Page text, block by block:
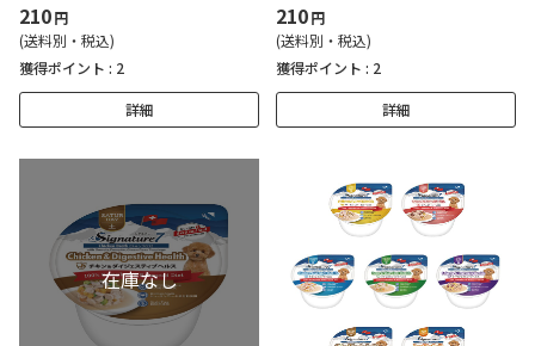
210円
(送料別・税込)
獲得ポイント : 2
詳細
210円
(送料別・税込)
獲得ポイント : 2
詳細